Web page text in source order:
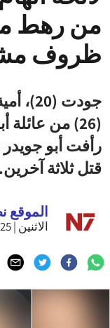
من رهط
ظروف
(26) من
رأفت أبو
قتل ثلاثة آخرين.
الموقع
الاثنين | 03.02.25 | 11:59